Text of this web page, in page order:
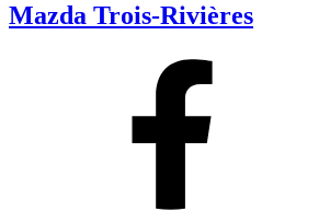
Mazda Trois-Rivières